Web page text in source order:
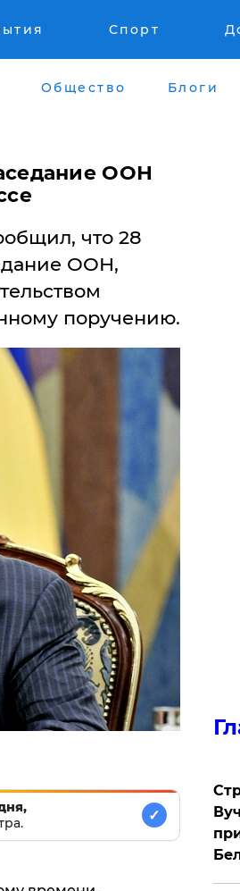
Спорт
Общество Блоги
ООН
что 28
ООН,
поручению.
✓